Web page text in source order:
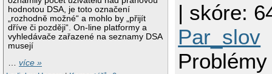
hodnotou DSA, je toto označení
„rozhodně možné“ a mohlo by „přijít
dříve či později“. On-line platformy a
vyhledávače zařazené na seznamy DSA
musejí
…více »
| skóre:
Par_slov